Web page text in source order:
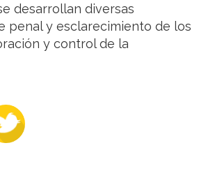
desarrollan diversas
penal y esclarecimiento de los
y control de la